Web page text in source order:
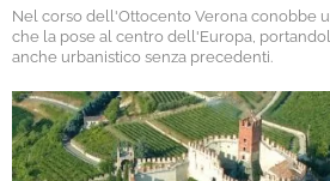
Nel corso dell'Ottocento Verona conobbe
che la pose al centro dell'Europa,
anche urbanistico senza precedenti.